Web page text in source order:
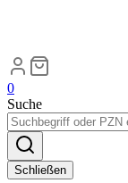
0
Suche
Schließen